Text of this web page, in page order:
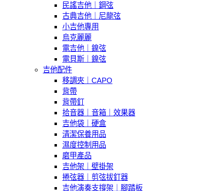
民謠吉他｜鋼弦
古典吉他｜尼龍弦
小吉他專用
烏克麗麗
電吉他｜鎳弦
電貝斯｜鎳弦
吉他配件
移調夾｜CAPO
背帶
背帶釘
拾音器｜音箱｜效果器
吉他袋｜硬盒
清潔保養用品
濕度控制用品
磨甲產品
吉他架｜壁掛架
捲弦器｜剪弦拔釘器
吉他演奏支撐架｜腳踏板